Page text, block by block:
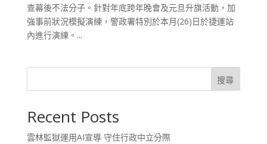
查幕後不法分子。針對年底跨年晚會及元旦升旗活動，加
強事前狀況模擬演練，警政署特別於本月(26)日於捷運站
內進行演練。...
搜尋
Recent Posts
雲林監獄運用AI宣導 守住行政中立分際